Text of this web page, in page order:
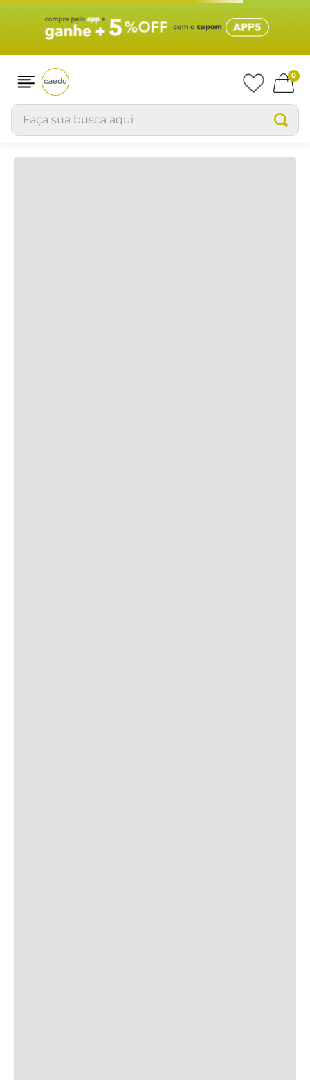
0
Faça sua busca aqui
Produtos
RELEVÂNCIA